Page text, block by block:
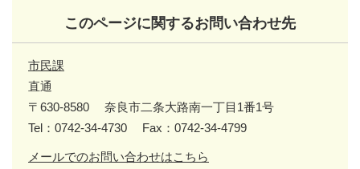
このページに関するお問い合わせ先
市民課
直通
〒630-8580
奈良市二条大路南一丁目1番1号
Tel：0742-34-4730
Fax：0742-34-4799
メールでのお問い合わせはこちら